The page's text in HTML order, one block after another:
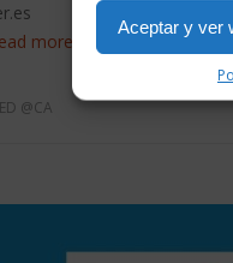
Aceptar y ver
more
@CA